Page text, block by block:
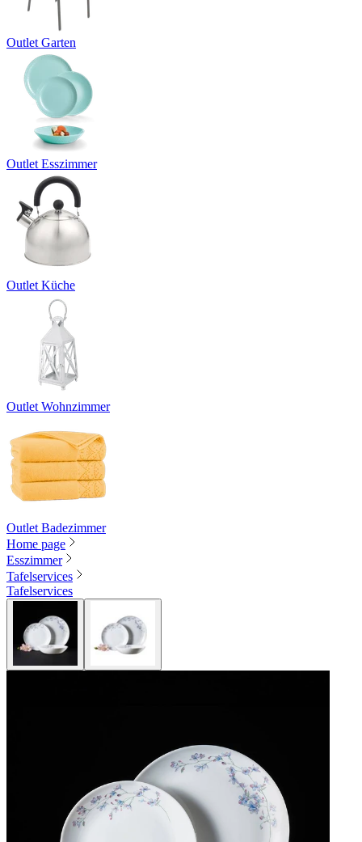
Outlet Garten
Outlet Esszimmer
Outlet Küche
Outlet Wohnzimmer
Outlet Badezimmer
Home page
Esszimmer
Tafelservices
Tafelservices